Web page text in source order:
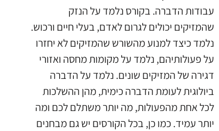
עבודות הדברה. בקורס נלמד על הנזק
שהמזיקים יכולים לגרום לאדם, בעלי חיים ורכוש.
נלמד כיצד למנוע מהשורש שהמזיקים לא יחזרו
על פעולותיהם, נלמד על מקומות מחסה ואזורי
דגירה של המזיקים שונים. נלמד על הדברה
ביולוגית לעומת הדברה כימית, מהן ההשלכות
לכל אחת מהפעולות, מה יותר משתלם לכם ומה
יותר עמיד. כמו כן, בכל הקורסים יש גם מבחנים